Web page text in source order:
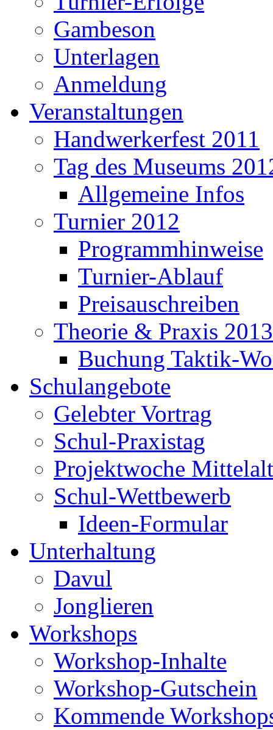
Gambeson
Unterlagen
Anmeldung
Veranstaltungen
Handwerkerfest 2011
Tag des Museums
Allgemeine Infos
Turnier 2012
Programmhinweise
Turnier-Ablauf
Preisauschreiben
Theorie & Praxis 2013
Buchung Taktik-
Schulangebote
Gelebter Vortrag
Schul-Praxistag
Projektwoche
Schul-Wettbewerb
Ideen-Formular
Unterhaltung
Davul
Jonglieren
Workshops
Workshop-Inhalte
Workshop-Gutschein
Kommende